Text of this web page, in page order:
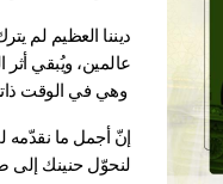
عالمين، ويُبقي
لنحوّل حنينك إلى